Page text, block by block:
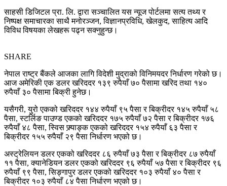
साहसी डिजिटल प्रा. लि. द्वारा सञ्चालित यस न्यूज पोर्टलमा सत्य तथ्य र
निष्पक्ष समाचारका साथै मनोरञ्जन, विज्ञानप्रविधि, खेलकुद, साहित्य आदि
विविध विषयका लेखहरू पढ्न सक्नुहुन्छ।
SHARE
नेपाल राष्ट्र बैंकले आजका लागि विदेशी मुद्राको विनिमयदर निर्धारण गरेको छ।
आज अमेरिकी एक डलर खरिददर १३९ रुपैयाँ ७० पैसामा खरिद तथा १४०
रुपैयाँ ३० पैसामा बिक्री हुनेछ।
यसैगरी, युरो एकको खरिददर १४४ रुपैयाँ ९५ पैसा र बिक्रीदर १४५ रुपैयाँ ५८
पैसा, स्टर्लिङ पाउण्ड एकको खरिददर १७५ रुपैयाँ ७२ पैसा र बिक्रीदर १७६
रुपैयाँ ४८ पैसा, स्विस फ्र्याङ्क एकको खरिददर १५४ रुपैयाँ ६३ पैसा र
बिक्रीदर १५५ रुपैयाँ २९ पैसा निर्धारण भएको छ।
अस्ट्रेलियन डलर एकको खरिददर ८६ रुपैयाँ ७३ पैसा र बिक्रीदर ८७ रुपैयाँ
११ पैसा, क्यानेडियन डलर एकको खरिददर ९६ रुपैयाँ ५७ पैसा र बिक्रीदर ९६
रुपैयाँ ९९ पैसा, सिङ्गापुर डलर एकको खरिददर १०३ रुपैयाँ ४० पैसा र
बिक्रीदर १०३ रुपैयाँ ८४ पैसा निर्धारण भएको छ।